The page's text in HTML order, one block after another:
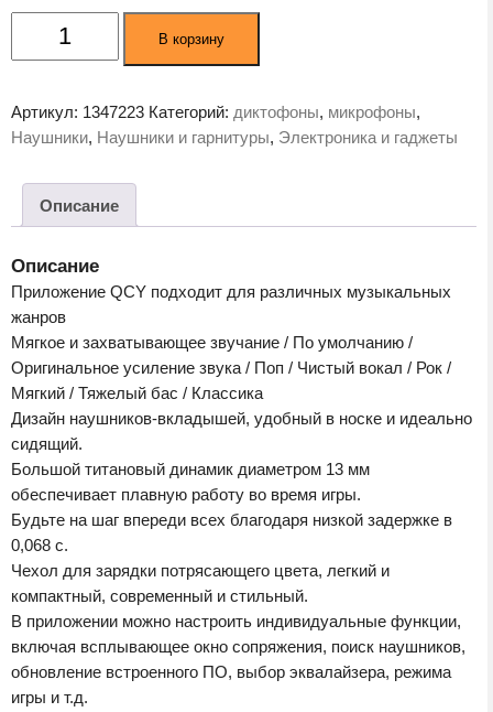
Количество
товара
AilyBuds
Clear
(BH24QT32A)
В корзину
Артикул: 1347223 Категорий: диктофоны, микрофоны,
Наушники, Наушники и гарнитуры, Электроника и гаджеты
Описание
Описание
Приложение QCY подходит для различных музыкальных
жанров
Мягкое и захватывающее звучание / По умолчанию /
Оригинальное усиление звука / Поп / Чистый вокал / Рок /
Мягкий / Тяжелый бас / Классика
Дизайн наушников-вкладышей, удобный в носке и идеально
сидящий.
Большой титановый динамик диаметром 13 мм
обеспечивает плавную работу во время игры.
Будьте на шаг впереди всех благодаря низкой задержке в
0,068 с.
Чехол для зарядки потрясающего цвета, легкий и
компактный, современный и стильный.
В приложении можно настроить индивидуальные функции,
включая всплывающее окно сопряжения, поиск наушников,
обновление встроенного ПО, выбор эквалайзера, режима
игры и т.д.